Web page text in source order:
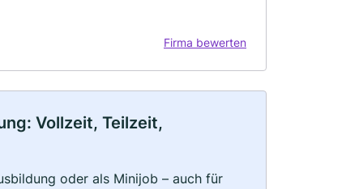
Firma bewerten
Vollzeit, Teilzeit,
oder als Minijob – auch für